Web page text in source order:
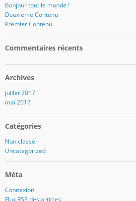
Bonjour tout le monde !
Deuxième Contenu
Premier Contenu
Commentaires récents
Archives
juillet 2017
mai 2017
Catégories
Non classé
Uncategorized
Méta
Connexion